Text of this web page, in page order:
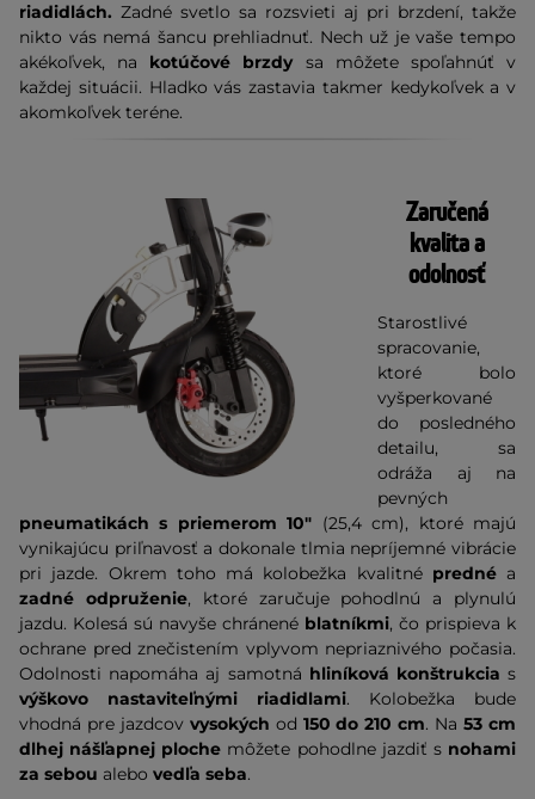
riadidlách. Zadné svetlo sa rozsvieti aj pri brzdení, takže
nikto vás nemá šancu prehliadnuť. Nech už je vaše tempo
akékoľvek, na kotúčové brzdysa môžete spoľahnúť v
každej situácii. Hladko vás zastavia takmer kedykoľvek a v
akomkoľvek teréne.
Zaručená
kvalita a
odolnosť
Starostlivé
spracovanie,
ktoré bolo
vyšperkované
do posledného
detailu, sa
odráža aj na
pevných
pneumatikách s priemerom 10" (25,4 cm), ktoré majú
vynikajúcu priľnavosť a dokonale tlmia nepríjemné vibrácie
pri jazde. Okrem toho má kolobežka kvalitné prednéa
zadné odpruženie, ktoré zaručuje pohodlnú a plynulú
jazdu. Kolesá sú navyše chránené blatníkmi, čo prispieva k
ochrane pred znečistením vplyvom nepriaznivého počasia.
Odolnosti napomáha aj samotná hliníková konštrukcia s
výškovo nastaviteľnými riadidlami. Kolobežka bude
vhodná pre jazdcov vysokých od 150 do 210 cm. Na53 cm
dlhej nášľapnej ploche môžete pohodlne jazdiť s nohami
za sebou alebo vedľa seba.